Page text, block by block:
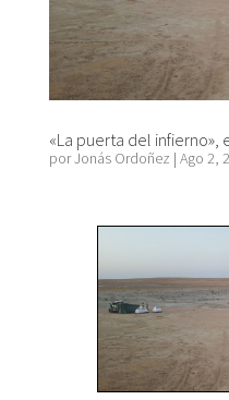
«La puerta del infierno»,
porJonás Ordoñez | Ago 2,